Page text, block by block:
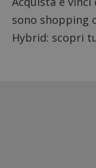
sono shopping
Hybrid: scopri